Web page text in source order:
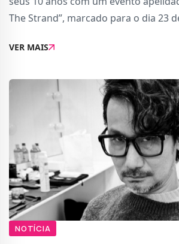
The Strand”, marcado para o dia 23
Roppongi Hills SCREEN7, em
VER MAIS
NOTÍCIA